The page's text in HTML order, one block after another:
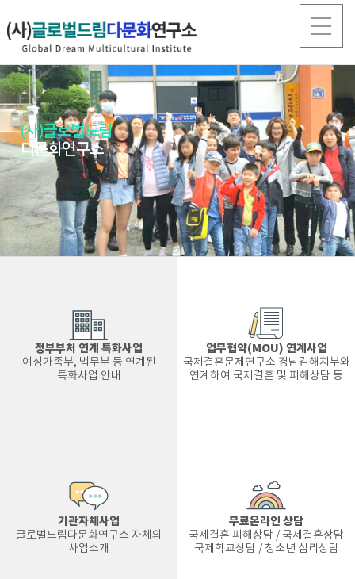
(사)글로벌드림
다문화연구소
정부부처 연계 특화사업
여성가족부, 법무부 등 연계된
특화사업 안내
업무협약(MOU) 연계사업
국제결혼문제연구소 경남김해지부와
연계하여 국제결혼 및 피해상담 등
기관자체사업
글로벌드림다문화연구소 자체의
사업소개
무료온라인 상담
국제결혼 피해상담 / 국제결혼상담
국제학교상담 / 청소년 심리상담